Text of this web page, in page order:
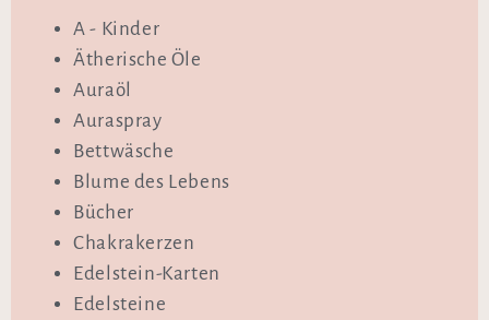
A - Kinder
Ätherische Öle
Auraöl
Auraspray
Bettwäsche
Blume des Lebens
Bücher
Chakrakerzen
Edelstein-Karten
Edelsteine